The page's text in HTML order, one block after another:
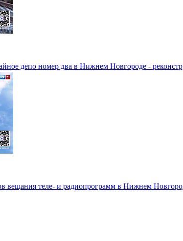
депо номер два в Нижнем Новгороде -
вещания теле- и радиопрограмм в Нижнем